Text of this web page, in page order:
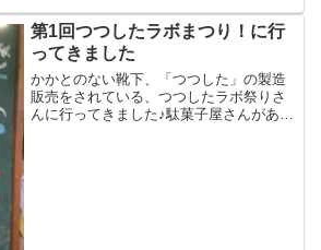
す！開催概要日時：4月7日（日） 13:00
～15:00場所...
第1回つつしたラボまつり！に行
ってきました
かかとのない靴下、「つつした」の製造
販売をされている、つつしたラボ祭りさ
んに行ってきました♪駄菓子屋さんがある